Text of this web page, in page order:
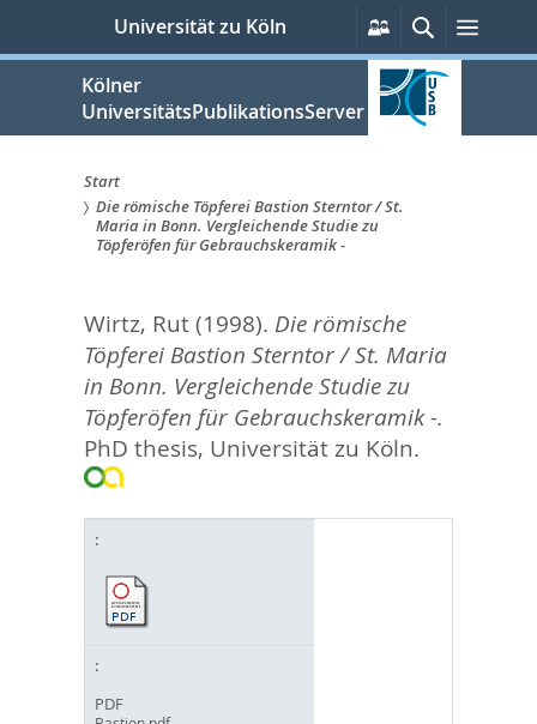
springen
Universität zu Köln
Persönliche
Services
SucheMenü
Kölner
UniversitätsPublikationsServer
Sie
sind
hier:
Start
Die römische Töpferei Bastion Sterntor / St.
Maria in Bonn. Vergleichende Studie zu
Töpferöfen für Gebrauchskeramik -
Wirtz, Rut(1998). Die römische
Töpferei Bastion Sterntor / St. Maria
in Bonn. Vergleichende Studie zu
Töpferöfen für Gebrauchskeramik -.
PhD thesis, Universität zu Köln.
PDF